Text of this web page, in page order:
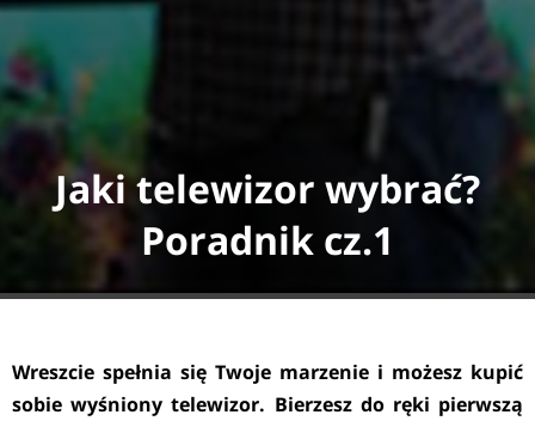
Jaki telewizor wybrać?
Poradnik cz.1
Wreszcie spełnia się Twoje marzenie i możesz kupić
sobie wyśniony telewizor. Bierzesz do ręki pierwszą